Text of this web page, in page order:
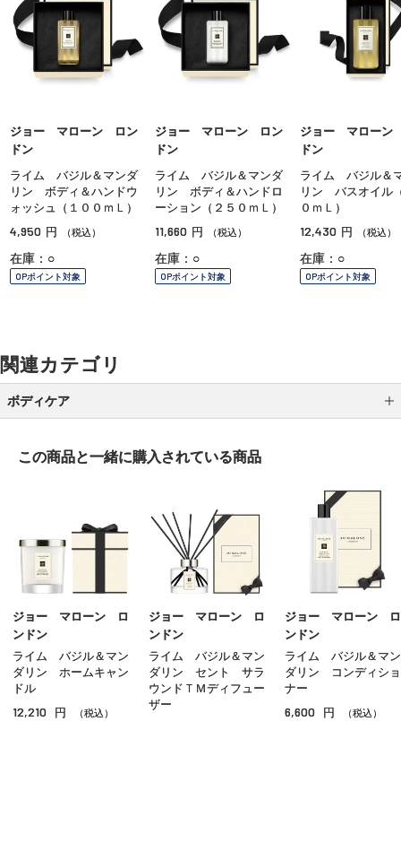
ジョー マローン ロン
ドン
ライム バジル＆マンダ
リン ボディ＆ハンドウ
ォッシュ（１００ｍＬ）
4,950 円 （税込）
在庫：○
OPポイント対象
ジョー マローン ロン
ドン
ライム バジル＆マンダ
リン ボディ＆ハンドロ
ーション（２５０ｍＬ）
11,660 円 （税込）
在庫：○
OPポイント対象
ジョー マローン
ドン
ライム バジル＆
リン バスオイル
０ｍＬ）
12,430 円 （税込）
在庫：○
OPポイント対象
関連カテゴリ
ボディケア
ボディオイル
ボディスクラブ
ハンドケア
サンケア（ボディ）
入浴剤
この商品と一緒に購入されている商品
ジョー マローン ロ
ンドン
ライム バジル＆マン
ダリン ホームキャン
ドル
12,210 円 （税込）
ジョー マローン ロ
ンドン
ライム バジル＆マン
ダリン セント サラ
ウンドＴＭディフュー
ザー
ジョー マローン ロ
ンドン
ライム バジル＆マン
ダリン コンディショ
ナー
6,600 円 （税込）